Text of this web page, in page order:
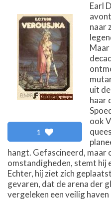
1
Earl
naar
Maar
uit
haar
ook
hangt. Gefascineerd, maar
omstandigheden, stemt hij
Echter, hij ziet zich
gevaren, dat de arena der
vergeleken een veilig